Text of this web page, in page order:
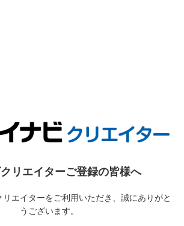
リエイターご登録の皆様へ
エイターをご利用いただき、誠にありがと
うございます。